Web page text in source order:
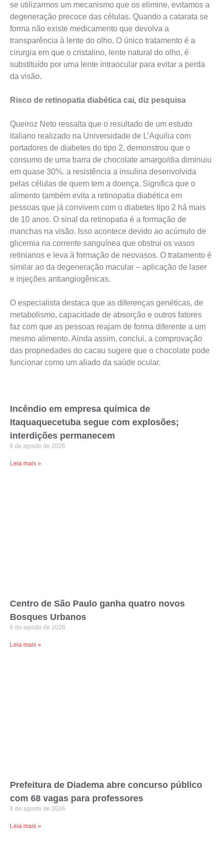
se utilizarmos um mecanismo que os elimine, evitamos a
degeneração precoce das células. Quando a catarata se
forma não existe medicamento que devolva a
transparência à lente do olho. O único tratamento é a
cirurgia em que o cristalino, lente natural do olho, é
substituído por uma lente intraocular para evitar a perda
da visão.
Risco de retinopatia diabética cai, diz pesquisa
Queiroz Neto ressalta que o resultado de um estudo
italiano realizado na Universidade de L’Aquilia com
portadores de diabetes do tipo 2, demonstrou que o
consumo de uma barra de chocolate amargo/dia diminuiu
em quase 30%. a resistência a insulina desenvolvida
pelas células de quem tem a doença. Significa que o
alimento também evita a retinopatia diabética em
pessoas que já convivem com o diabetes tipo 2 há mais
de 10 anos. O sinal da retinopatia é a formação de
manchas na visão. Isso acontece devido ao acúmulo de
glicemia na corrente sanguínea que obstrui os vasos
retinianos e leva à formação de neovasos. O tratamento é
similar ao da degeneração macular – aplicação de laser
e injeções antiangiogênicas.
O especialista destaca que as diferenças genéticas, de
metabolismo, capacidade de absorção e outros fatores
faz com que as pessoas reajam de forma diferente a um
mesmo alimento. Ainda assim, conclui, a comprovação
das propriedades do cacau sugere que o chocolate pode
funcionar como um aliado da saúde ocular.
Incêndio em empresa química de
Itaquaquecetuba segue com explosões;
interdições permanecem
6 de agosto de 2026
Leia mais »
Centro de São Paulo ganha quatro novos
Bosques Urbanos
6 de agosto de 2026
Leia mais »
Prefeitura de Diadema abre concurso público
com 68 vagas para professores
6 de agosto de 2026
Leia mais »